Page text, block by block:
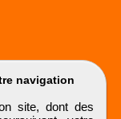
navigation
site, dont des